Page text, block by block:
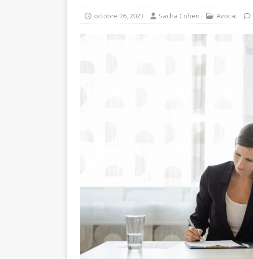
octobre 26, 2023 Sacha Cohen Avocat